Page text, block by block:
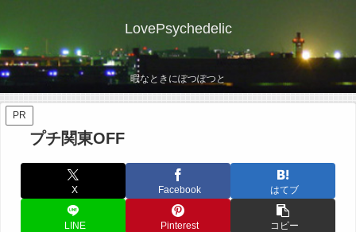
LovePsychedelic
暇なときにぽつぽつと
PR
プチ関東OFF
X Facebook はてブ
LINE Pinterest コピー